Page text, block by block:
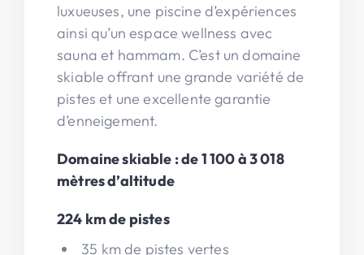
luxueuses, une piscine d’expériences
ainsi qu’un espace wellness avec
sauna et hammam. C’est un domaine
skiable offrant une grande variété de
pistes et une excellente garantie
d’enneigement.
Domaine skiable : de 1 100 à 3 018
mètres d’altitude
224 km de pistes
35 km de pistes vertes